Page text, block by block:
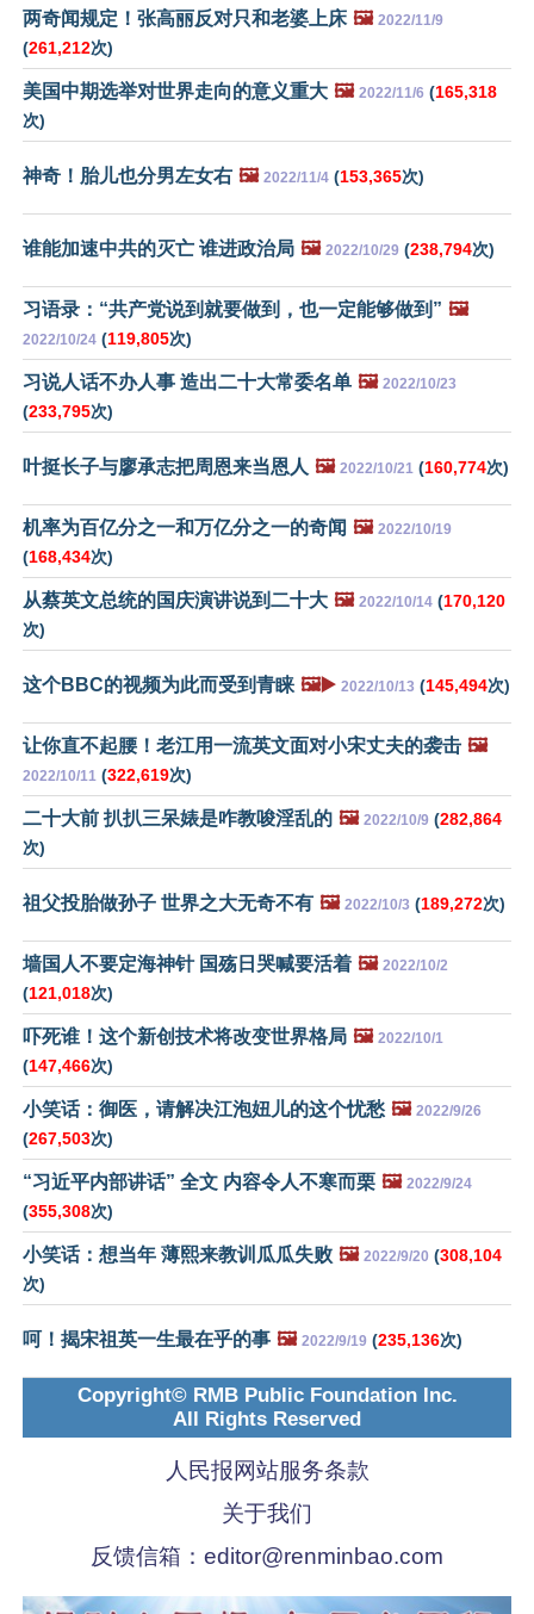
两奇闻规定！张高丽反对只和老婆上床 🖼️ 2022/11/9
(261,212次)
美国中期选举对世界走向的意义重大 🖼️ 2022/11/6 (165,318
次)
神奇！胎儿也分男左女右 🖼️ 2022/11/4 (153,365次)
谁能加速中共的灭亡 谁进政治局 🖼️ 2022/10/29 (238,794次)
习语录：“共产党说到就要做到，也一定能够做到” 🖼️
2022/10/24 (119,805次)
习说人话不办人事 造出二十大常委名单 🖼️ 2022/10/23
(233,795次)
叶挺长子与廖承志把周恩来当恩人 🖼️ 2022/10/21 (160,774次)
机率为百亿分之一和万亿分之一的奇闻 🖼️ 2022/10/19
(168,434次)
从蔡英文总统的国庆演讲说到二十大 🖼️ 2022/10/14 (170,120
次)
这个BBC的视频为此而受到青睐 🖼️▶️ 2022/10/13 (145,494次)
让你直不起腰！老江用一流英文面对小宋丈夫的袭击 🖼️
2022/10/11 (322,619次)
二十大前 扒扒三呆婊是咋教唆淫乱的 🖼️ 2022/10/9 (282,864
次)
祖父投胎做孙子 世界之大无奇不有 🖼️ 2022/10/3 (189,272次)
墙国人不要定海神针 国殇日哭喊要活着 🖼️ 2022/10/2
(121,018次)
吓死谁！这个新创技术将改变世界格局 🖼️ 2022/10/1
(147,466次)
小笑话：御医，请解决江泡妞儿的这个忧愁 🖼️ 2022/9/26
(267,503次)
“习近平内部讲话” 全文 内容令人不寒而栗 🖼️ 2022/9/24
(355,308次)
小笑话：想当年 薄熙来教训瓜瓜失败 🖼️ 2022/9/20 (308,104
次)
呵！揭宋祖英一生最在乎的事 🖼️ 2022/9/19 (235,136次)
Copyright© RMB Public Foundation Inc.
All Rights Reserved
人民报网站服务条款
关于我们
反馈信箱： editor@renminbao.com